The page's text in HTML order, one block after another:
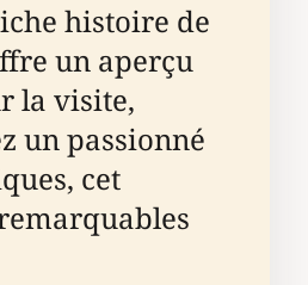
histoire de
un aperçu
la visite,
un passionné
cet